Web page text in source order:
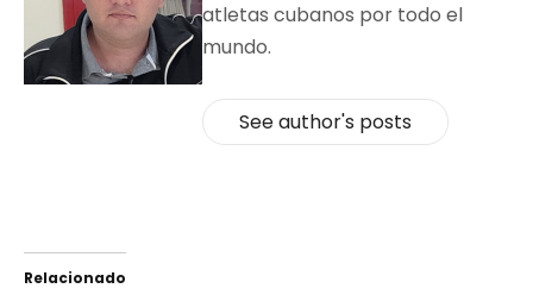
atletas cubanos por todo el
mundo.
See author's posts
Relacionado